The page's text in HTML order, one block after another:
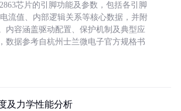
芯片的引脚功能及参数，包括各引脚
流值、内部逻辑关系等核心数据，并附
内容涵盖驱动配置、保护机制及典型应
数据参考自杭州士兰微电子官方规格书
及力学性能分析